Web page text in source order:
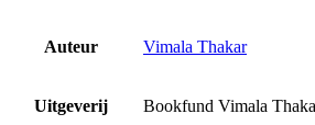
Auteur Vimala Thakar
Uitgeverij Bookfund Vimala